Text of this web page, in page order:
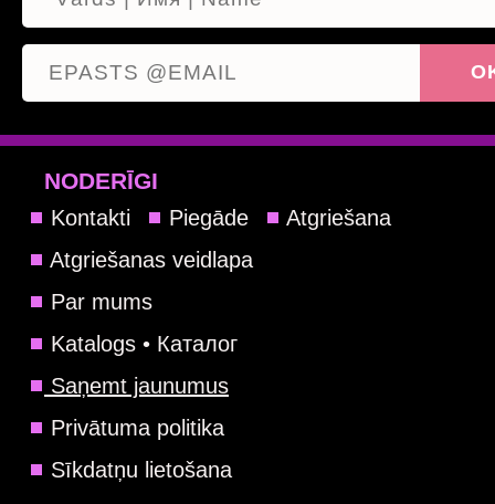
NODERĪGI
Kontakti Piegāde
Atgriešana
Atgriešanas veidlapa
Par mums
Katalogs • Каталог
Saņemt jaunumus
Privātuma politika
Sīkdatņu lietošana